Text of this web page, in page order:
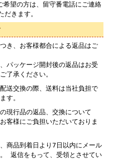
望の方は、留守番電話にご連絡
きます。
き、お客様都合による返品はご
パッケージ開封後の返品はお受
了承ください。
送交換の際、送料は当社負担で
す。
現行品の返品、交換について
客様にご負担いただいておりま
商品到着日より7日以内にメール
返信をもって、受領とさせてい